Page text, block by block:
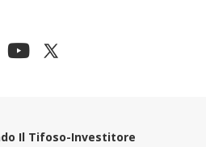
Il Tifoso-Investitore